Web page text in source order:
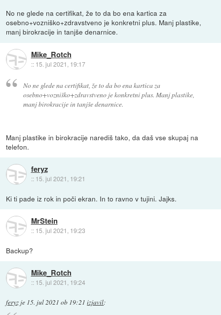
No ne glede na certifikat, že to da bo ena kartica za
osebno+vozniško+zdravstveno je konkretni plus. Manj plastike,
manj birokracije in tanjše denarnice.
Mike_Rotch
:: 15. jul 2021, 19:17
No ne glede na certifikat, že to da bo ena kartica za
osebno+vozniško+zdravstveno je konkretni plus. Manj plastike,
manj birokracije in tanjše denarnice.
Manj plastike in birokracije narediš tako, da daš vse skupaj na
telefon.
feryz
:: 15. jul 2021, 19:21
Ki ti pade iz rok in poči ekran. In to ravno v tujini. Jajks.
MrStein
:: 15. jul 2021, 19:23
Backup?
Mike_Rotch
:: 15. jul 2021, 19:24
feryz je 15. jul 2021 ob 19:21 izjavil: